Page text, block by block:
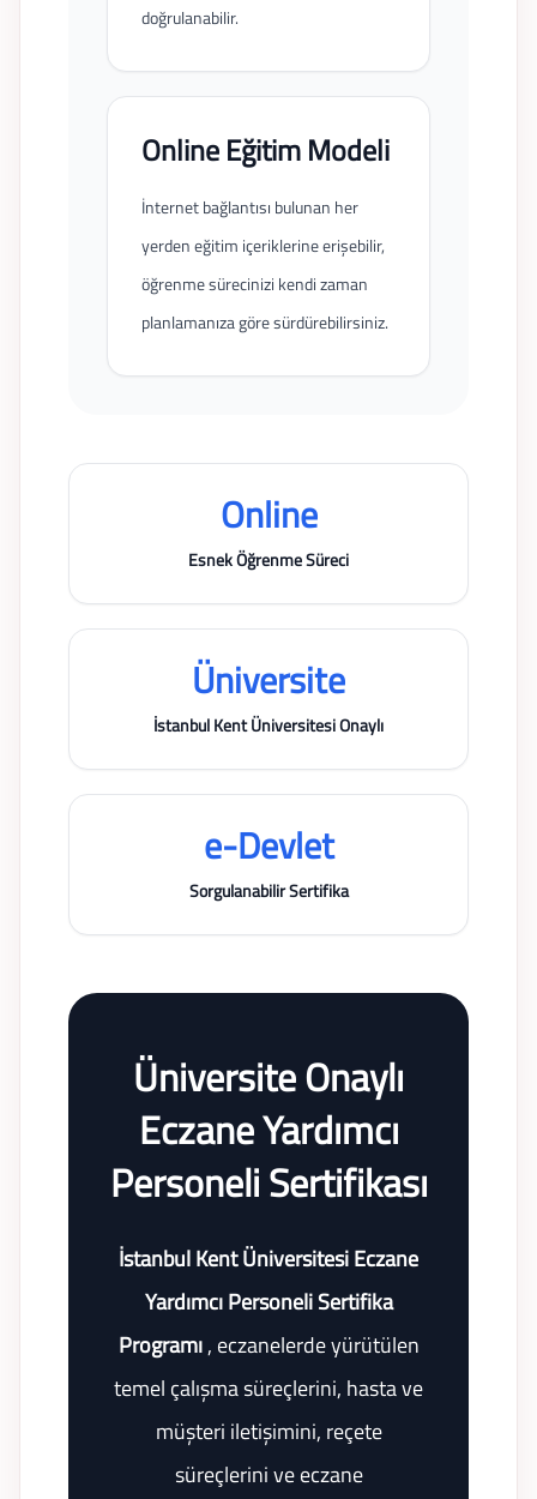
doğrulanabilir.
Online Eğitim Modeli
İnternet bağlantısı bulunan her
yerden eğitim içeriklerine erişebilir,
öğrenme sürecinizi kendi zaman
planlamanıza göre sürdürebilirsiniz.
Online
Esnek Öğrenme Süreci
Üniversite
İstanbul Kent Üniversitesi Onaylı
e-Devlet
Sorgulanabilir Sertifika
Üniversite Onaylı
Eczane Yardımcı
Personeli Sertifikası
İstanbul Kent Üniversitesi Eczane
Yardımcı Personeli Sertifika
Programı, eczanelerde yürütülen
temel çalışma süreçlerini, hasta ve
müşteri iletişimini, reçete
süreçlerini ve eczane